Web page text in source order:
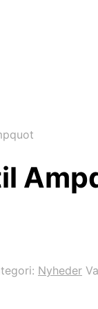
Nyheder